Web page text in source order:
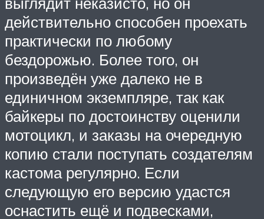
действительно способен проехать
практически по любому
бездорожью. Более того, он
произведён уже далеко не в
единичном экземпляре, так как
байкеры по достоинству оценили
мотоцикл, и заказы на очередную
копию стали поступать создателям
кастома регулярно. Если
следующую его версию удастся
оснастить ещё и подвесками,